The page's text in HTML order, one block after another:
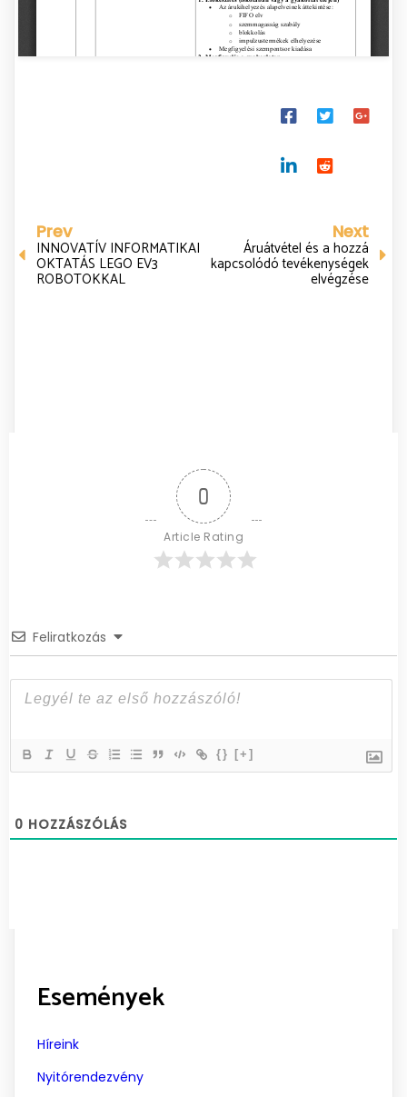
Prev
INNOVATÍV INFORMATIKAI
OKTATÁS LEGO EV3
ROBOTOKKAL
Next
Áruátvétel és a hozzá
kapcsolódó tevékenységek
elvégzése
0
Article Rating
Feliratkozás
{} [+]
0 HOZZÁSZÓLÁS
Események
Híreink
Nyitórendezvény